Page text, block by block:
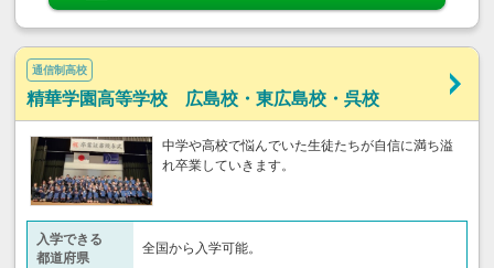
通信制高校
精華学園高等学校 広島校・東広島校・呉校
中学や高校で悩んでいた生徒たちが自信に満ち溢
れ卒業していきます。
入学できる
都道府県
全国から入学可能。